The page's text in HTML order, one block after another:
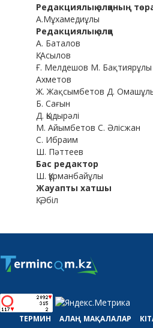
Редакциялық алқаның
А.Мұхамедиұлы
Редакциялық алқа
А. Баталов
Қ. Асылов
Ғ. Мелдешов М.
Ахметов
Ж. Жақсымбетов Д.
Б. Сағын
Д. Қыдырәлі
М. Айымбетов С. Әлісжан
С. Ибраим
Ш. Пәттеев
Бас редактор
Ш. Құрманбайұлы
Жауапты хатшы
Қ. Әбіл
ТЕРМИН АЛАҢ МАҚАЛАЛАР